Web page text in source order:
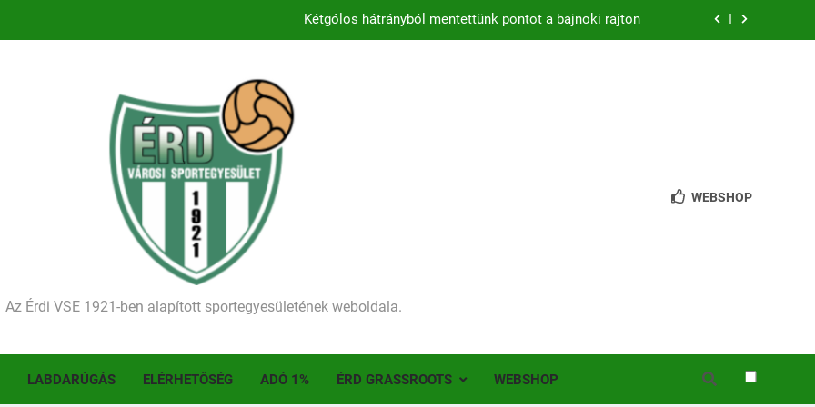
Kezdődik a 2026–2027-es szezon – hazai pályán rajtol az Érdi VSE!
Ellenfelünk visszalépése miatt játék nélkül jutottunk tovább a MOL Magyar Kupában
Kezdődik a 2026–2027-es szezon – hazai pályán rajtol az Érdi VSE!
Történelmet írt az I. Érdi Football Fesztivál – több mint 200 játékos lépett pályára Érden
Az Érdi VSE 1921-ben alapított sportegyesületének weboldala.
WEBSHOP
LABDARÚGÁS ELÉRHETŐSÉG ADÓ 1% ÉRD GRASSROOTS WEBSHOP